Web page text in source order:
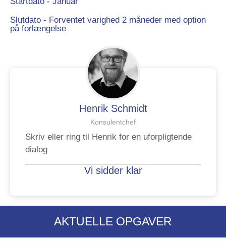
Slutdato - Forventet varighed 2 måneder med option
på forlængelse
Henrik Schmidt
Konsulentchef
Skriv eller ring til Henrik for en uforpligtende
dialog
Vi sidder klar
AKTUELLE OPGAVER